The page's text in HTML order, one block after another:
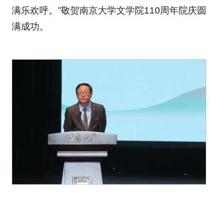
满乐欢呼。”敬贺南京大学文学院110周年院庆圆
满成功。